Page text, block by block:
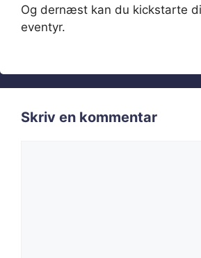
Og dernæst kan du kickstarte
eventyr.
Skriv en kommentar